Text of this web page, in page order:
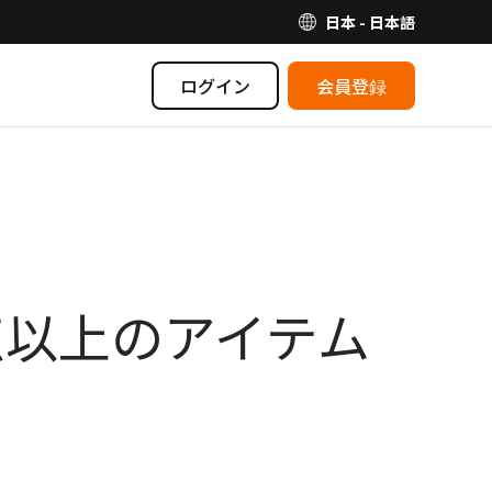
日本 - 日本語
ログイン 会員登録
上のアイテム